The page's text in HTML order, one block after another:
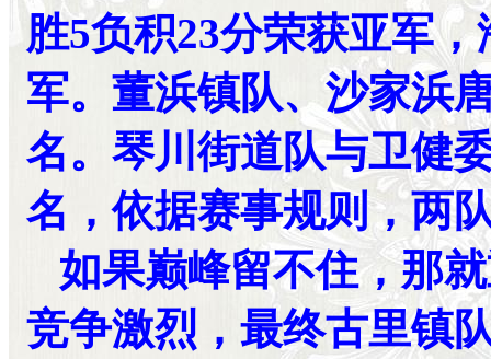
胜5负积23分荣获亚军
军。董浜镇队、沙家浜
名。琴川街道队与卫健
名，依据赛事规则，两
如果巅峰留不住，那
竞争激烈，最终古里镇